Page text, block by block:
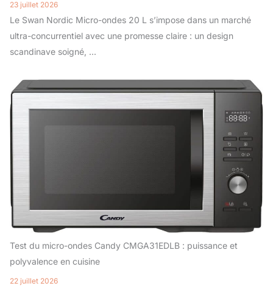
23 juillet 2026
Le Swan Nordic Micro-ondes 20 L s’impose dans un marché
ultra-concurrentiel avec une promesse claire : un design
scandinave soigné, ...
Test du micro-ondes Candy CMGA31EDLB : puissance et
polyvalence en cuisine
22 juillet 2026